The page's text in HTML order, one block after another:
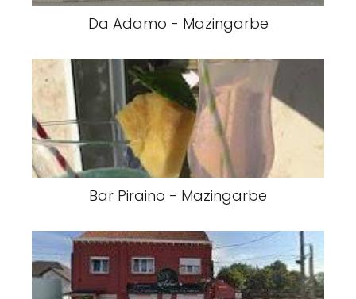
Da Adamo - Mazingarbe
Bar Piraino - Mazingarbe